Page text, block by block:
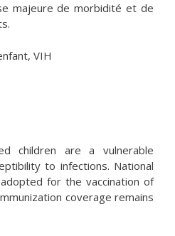
majeure de morbidité et de
VIH
children are a vulnerable
to infections. National
for the vaccination of
coverage remains